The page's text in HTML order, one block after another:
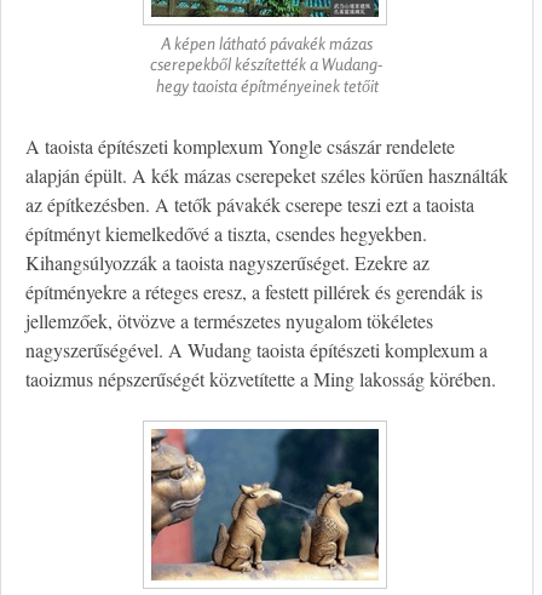
A képen látható pávakék mázas
cserepekből készítették a Wudang-
hegy taoista építményeinek tetőit
A taoista építészeti komplexum Yongle császár rendelete
alapján épült. A kék mázas cserepeket széles körűen használták
az építkezésben. A tetők pávakék cserepe teszi ezt a taoista
építményt kiemelkedővé a tiszta, csendes hegyekben.
Kihangsúlyozzák a taoista nagyszerűséget. Ezekre az
építményekre a réteges eresz, a festett pillérek és gerendák is
jellemzőek, ötvözve a természetes nyugalom tökéletes
nagyszerűségével. A Wudang taoista építészeti komplexum a
taoizmus népszerűségét közvetítette a Ming lakosság körében.